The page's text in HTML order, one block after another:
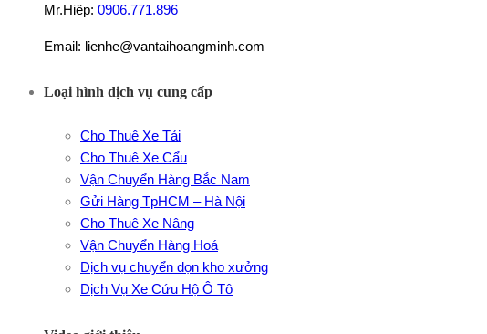
Mr.Hiệp: 0906.771.896
Email: lienhe@vantaihoangminh.com
Loại hình dịch vụ cung cấp
Cho Thuê Xe Tải
Cho Thuê Xe Cẩu
Vận Chuyển Hàng Bắc Nam
Gửi Hàng TpHCM – Hà Nội
Cho Thuê Xe Nâng
Vận Chuyển Hàng Hoá
Dịch vụ chuyển dọn kho xưởng
Dịch Vụ Xe Cứu Hộ Ô Tô